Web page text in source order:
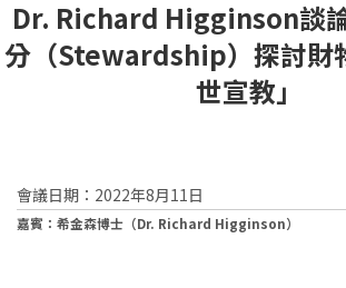
Dr. Richard Higginson談
分（Stewardship）探討財
世宣教」
會議日期：2022年8月11日
嘉賓：希金森博士（Dr. Richard Higginson）